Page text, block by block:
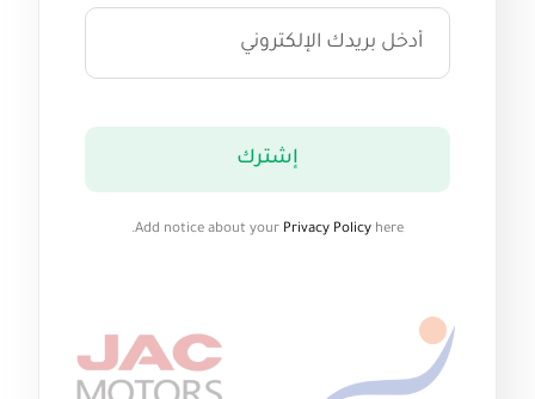
إشترك
Add notice about your Privacy Policyhere.